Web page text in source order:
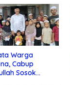
Warga
Cabup
Sosok